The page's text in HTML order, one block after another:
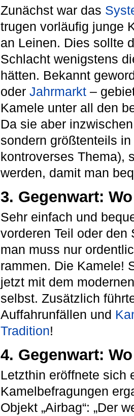
Zunächst war das
trugen vorläufig junge
an Leinen. Dies sollte
Schlacht wenigstens
hätten. Bekannt
oder Jahrmarkt –
Kamele unter all den
Da sie aber
sondern größtenteils
kontroverses Thema),
werden, damit man
3. Gegenwart:
Sehr einfach und
vorderen Teil oder
man muss nur
rammen. Die Kamele!
jetzt mit dem
selbst. Zusätzlich
Auffahrunfällen und
Tradition!
4. Gegenwart:
Letzthin eröffnete sich
Kamelbefragungen
Objekt „Airbag“: „Der